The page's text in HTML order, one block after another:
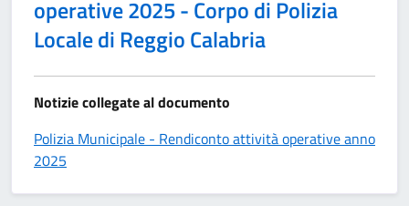
operative 2025 - Corpo di Polizia
Locale di Reggio Calabria
Notizie collegate al documento
Polizia Municipale - Rendiconto attività operative anno
2025